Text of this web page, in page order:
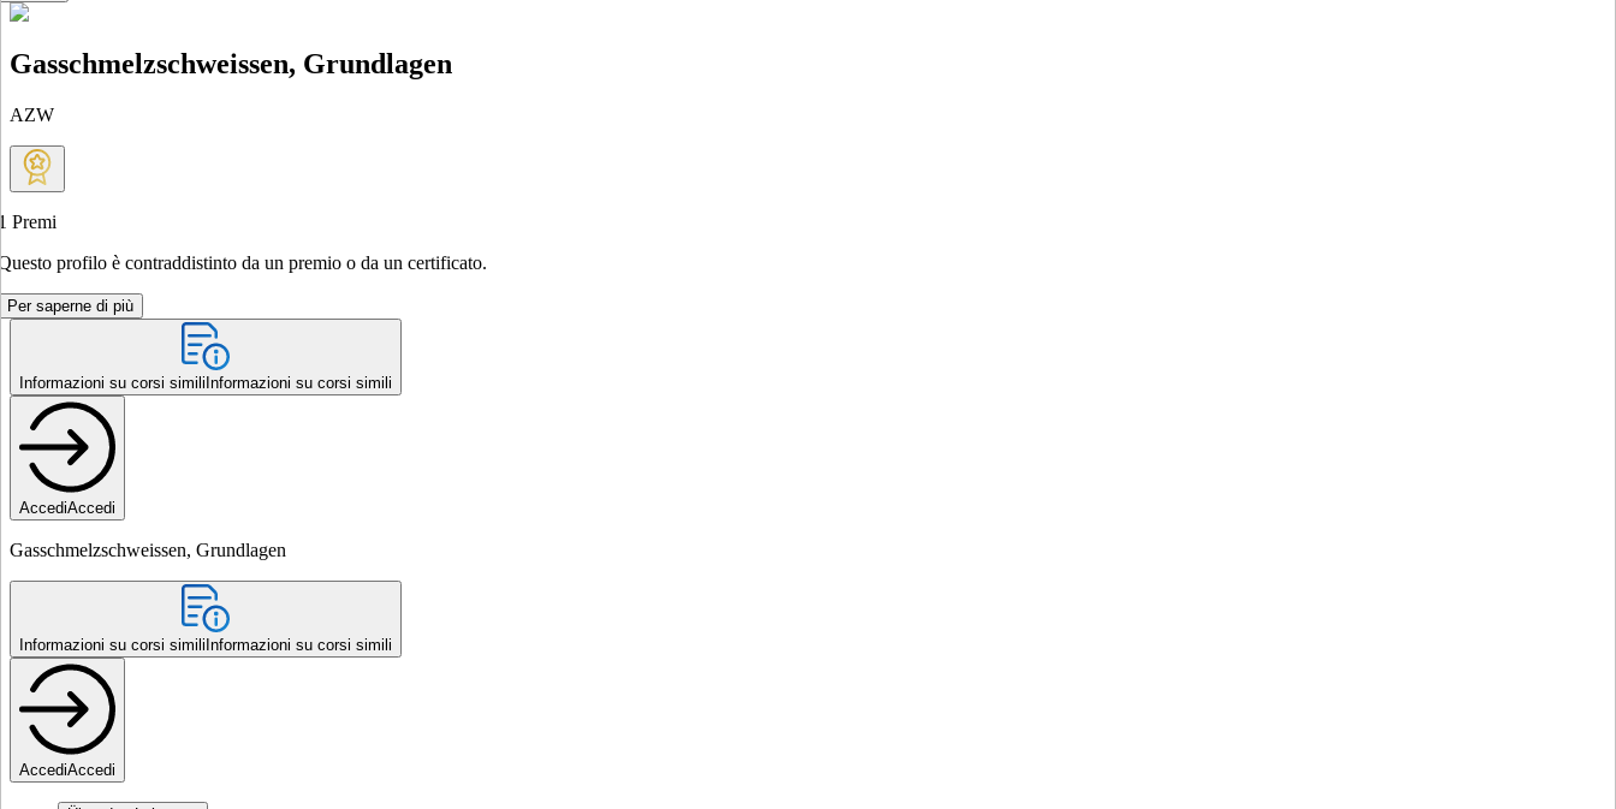
Gasschmelzschweissen, Grundlagen
AZW
Premi
profilo è contraddistinto da un premio o da un certificato.
Per saperne di più
Informazioni su corsi simili Informazioni su corsi simili
AccediAccedi
Gasschmelzschweissen, Grundlagen
Informazioni su corsi simili Informazioni su corsi simili
AccediAccedi